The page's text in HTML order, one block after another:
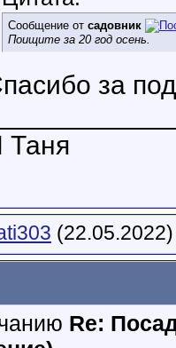
Сообщение от садовник
Поищите за 20 год осень.
за
Таня
(22.05.2022)
Re: